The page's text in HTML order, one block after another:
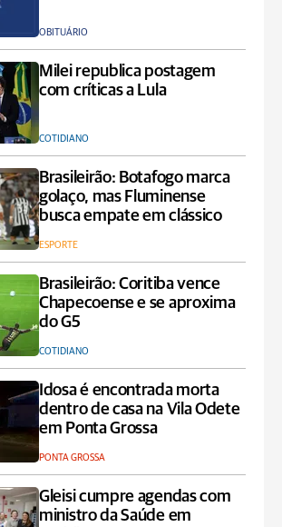
OBITUÁRIO
Milei republica postagem
com críticas a Lula
COTIDIANO
Brasileirão: Botafogo marca
golaço, mas Fluminense
busca empate em clássico
ESPORTE
Brasileirão: Coritiba vence
Chapecoense e se aproxima
do G5
COTIDIANO
Idosa é encontrada morta
dentro de casa na Vila Odete
em Ponta Grossa
PONTA GROSSA
Gleisi cumpre agendas com
ministro da Saúde em